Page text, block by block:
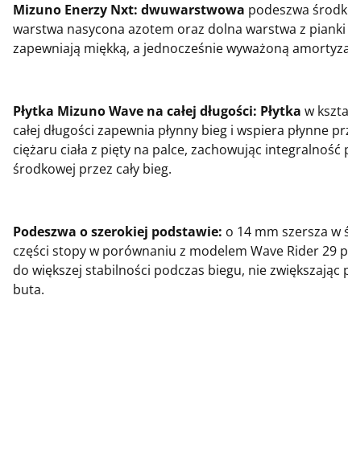
Mizuno Enerzy Nxt: dwuwarstwowa podeszwa
warstwa nasycona azotem oraz dolna warstwa z pianki
zapewniają miękką, a jednocześnie wyważoną
Płytka Mizuno Wave na całej długości: Płytka w
całej długości zapewnia płynny bieg i wspiera płynne
ciężaru ciała z pięty na palce, zachowując integralność
środkowej przez cały bieg.
Podeszwa o szerokiej podstawie: o 14 mm szersza w
części stopy w porównaniu z modelem Wave Rider 29
do większej stabilności podczas biegu, nie zwiększając
buta.